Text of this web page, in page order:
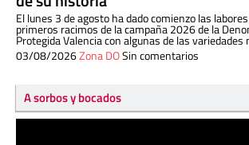
El lunes 3 de agosto ha dado comienzo las
primeros racimos de la campaña 2026 de la
Protegida Valencia con algunas de las
03/08/2026Zona DOSin comentarios
A sorbos y bocados